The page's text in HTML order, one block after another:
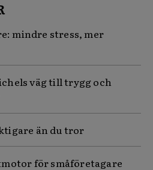
mindre stress, mer
väg till trygg och
än du tror
för småföretagare